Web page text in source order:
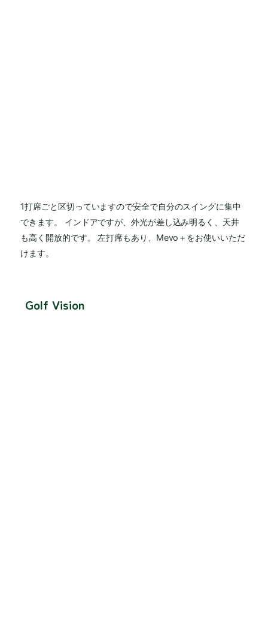
1打席ごと区切っていますので安全で自分のスイングに集中
できます。 インドアですが、外光が差し込み明るく、天井
も高く開放的です。
左打席もあり、Mevo＋をお使いいただ
けます。
Golf Vision